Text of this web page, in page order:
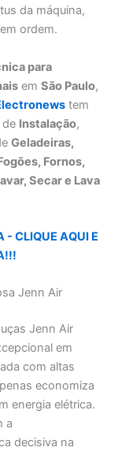
da máquina,
ordem.
para
em São Paulo,
tem
Instalação,
Geladeiras,
Fornos,
Secar e Lava
- CLIQUE AQUI E
Jenn Air
Jenn Air
em
com altas
economiza
energia elétrica.
a
decisiva na